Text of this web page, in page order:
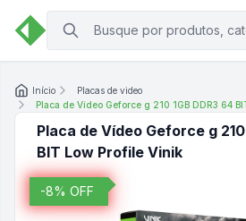
Início
Placas de video
Placa de Vídeo Geforce g 210 1GB DDR3 64
Placa de Vídeo Geforce g 210
BIT Low Profile Vinik
-8% OFF